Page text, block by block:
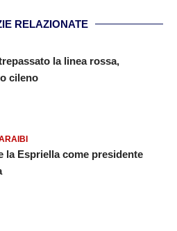
RELAZIONATE
la linea rossa,
cileno
la Espriella come presidente